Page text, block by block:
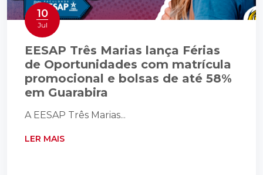
10
Jul
EESAP Três Marias lança Férias
de Oportunidades com matrícula
promocional e bolsas de até 58%
em Guarabira
A EESAP Três Marias...
LER MAIS